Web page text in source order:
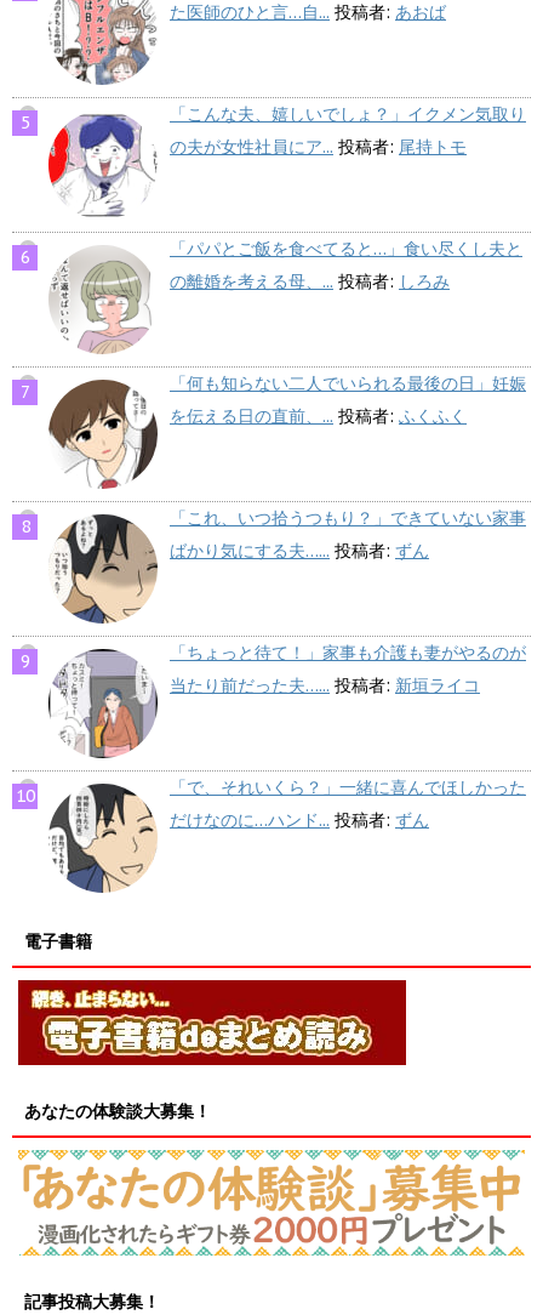
た医師のひと言…自... 投稿者: あおば
「こんな夫、嬉しいでしょ？」イクメン気取り
の夫が女性社員にア... 投稿者: 尾持トモ
「パパとご飯を食べてると…」食い尽くし夫と
の離婚を考える母、... 投稿者: しろみ
「何も知らない二人でいられる最後の日」妊娠
を伝える日の直前、... 投稿者: ふくふく
「これ、いつ拾うつもり？」できていない家事
ばかり気にする夫…... 投稿者: ずん
「ちょっと待て！」家事も介護も妻がやるのが
当たり前だった夫…... 投稿者: 新垣ライコ
「で、それいくら？」一緒に喜んでほしかった
だけなのに…ハンド... 投稿者: ずん
電子書籍
あなたの体験談大募集！
記事投稿大募集！